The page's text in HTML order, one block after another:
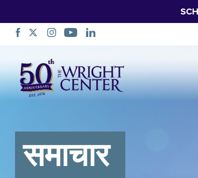
स्किप
गर्नुहोस्
समाचार